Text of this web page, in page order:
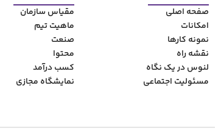
صفحه اصلی
امکانات
نمونه کارها
نقشه راه
لنوس در یک نگاه
مسئولیت اجتماعی
مقیاس سازمان
ماهیت تیم
صنعت
محتوا
کسب درآمد
نمایشگاه مجازی